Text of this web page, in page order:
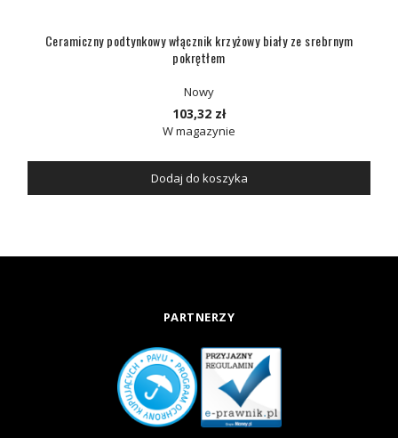
Ceramiczny podtynkowy włącznik krzyżowy biały ze srebrnym
pokrętłem
Nowy
103,32 zł
W magazynie
Dodaj do koszyka
PARTNERZY